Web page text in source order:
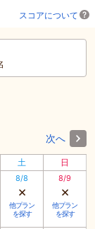
スコアについて
次へ
土 日
8/8
×
他プラン
を探す
8/9
×
他プラン
を探す